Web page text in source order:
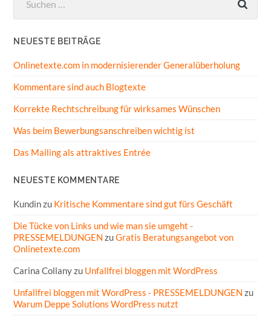
nach:
NEUESTE BEITRÄGE
Onlinetexte.com in modernisierender Generalüberholung
Kommentare sind auch Blogtexte
Korrekte Rechtschreibung für wirksames Wünschen
Was beim Bewerbungsanschreiben wichtig ist
Das Mailing als attraktives Entrée
NEUESTE KOMMENTARE
Kundinzu Kritische Kommentare sind gut fürs Geschäft
Die Tücke von Links und wie man sie umgeht -
PRESSEMELDUNGEN zuGratis Beratungsangebot von
Onlinetexte.com
Carina Collanyzu Unfallfrei bloggen mit WordPress
Unfallfrei bloggen mit WordPress - PRESSEMELDUNGEN zu
Warum Deppe Solutions WordPress nutzt